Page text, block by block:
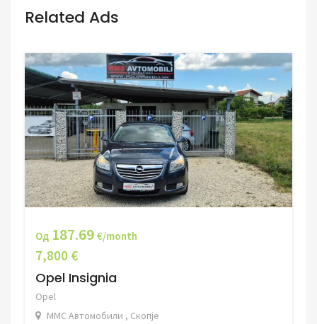
Related Ads
Од 187.69 €/month
7,800 €
Opel Insignia
Opel
ММС Автомобили , Скопје